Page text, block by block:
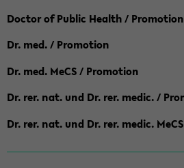
Doctor of Public Health / Promotion
Dr. med. / Promotion
Dr. med. MeCS / Promotion
Dr. rer. nat. und Dr. rer. medic. /
Dr. rer. nat. und Dr. rer. medic.